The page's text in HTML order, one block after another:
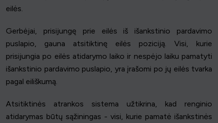
eilės.
Gerbėjai, prisijungę prie eilės iš išankstinio pardavimo
puslapio, gauna atsitiktinę eilės poziciją. Visi, kurie
prisijungia po eilės atidarymo laiko ir nespėjo laiku pamatyti
išankstinio pardavimo puslapio, yra įrašomi po jų eilės tvarka
pagal eiliškumą.
Atsitiktinės atrankos sistema užtikrina, kad renginio
atidarymas būtų sąžiningas - visi, kurie pamatė išankstinės